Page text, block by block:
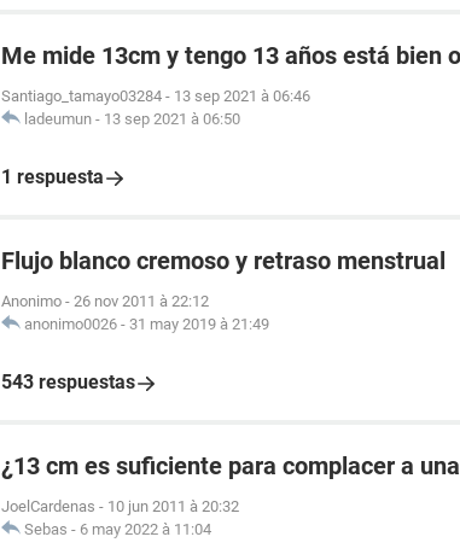
Me mide 13cm y tengo 13 años está bien
Santiago_tamayo03284 - 13 sep 2021 à 06:46
ladeumun - 13 sep 2021 à 06:50
1 respuesta
Flujo blanco cremoso y retraso menstrual
Anonimo - 26 nov 2011 à 22:12
anonimo0026 - 31 may 2019 à 21:49
543 respuestas
¿13 cm es suficiente para complacer a
JoelCardenas - 10 jun 2011 à 20:32
Sebas - 6 may 2022 à 11:04